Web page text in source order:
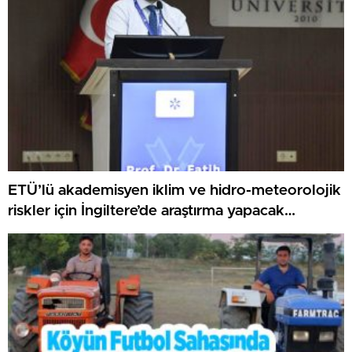
ETÜ’lü akademisyen iklim ve hidro-meteorolojik
riskler için İngiltere’de araştırma yapacak…